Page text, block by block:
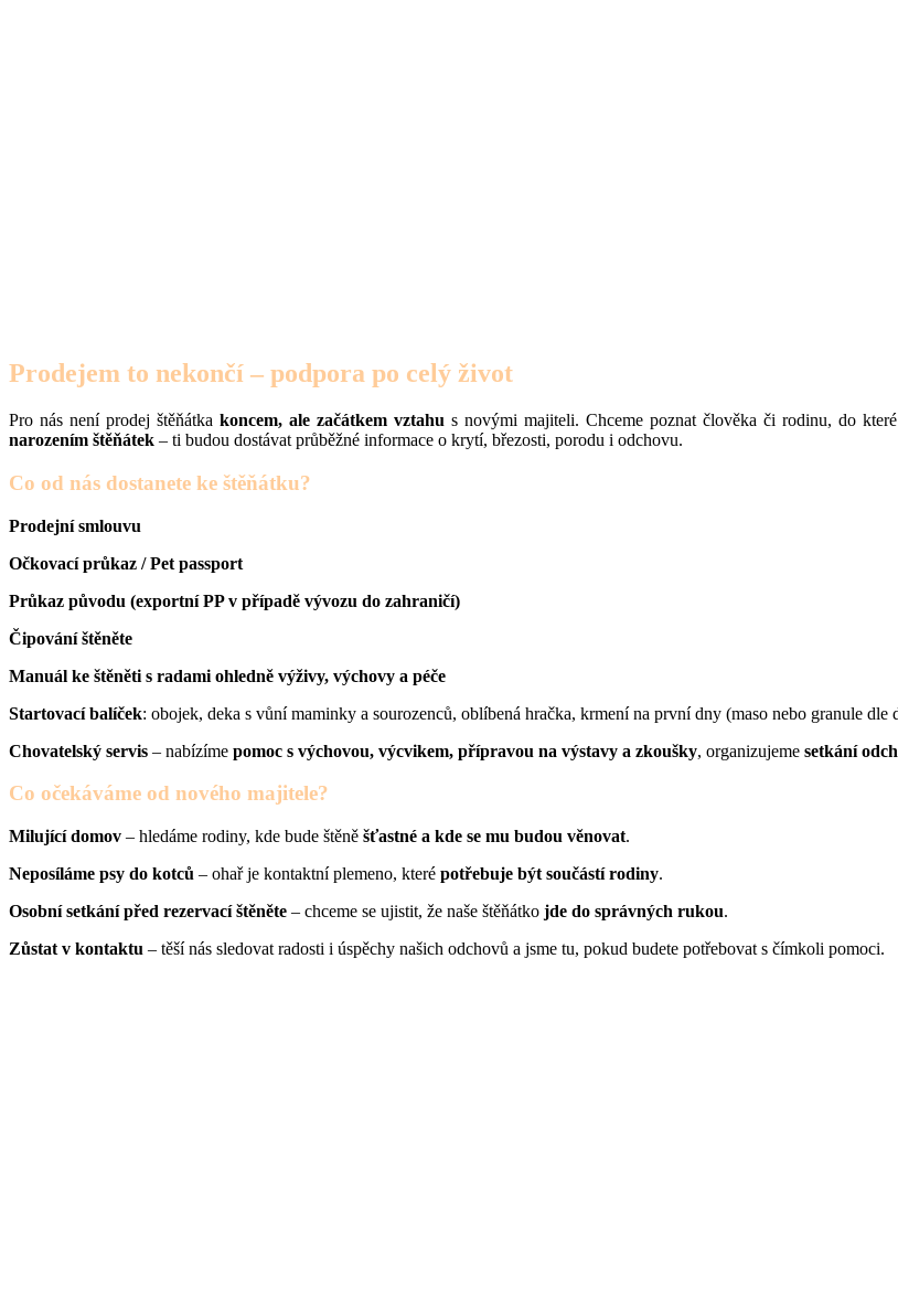
Prodejem to nekončí – podpora po celý život
Pro nás není prodej štěňátka koncem, ale začátkem vztahu s novými majiteli. Chceme poznat člověka či rodinu, do
narozením štěňátek – ti budou dostávat průběžné informace o krytí, březosti, porodu i odchovu.
Co od nás dostanete ke štěňátku?
Prodejní smlouvu
Očkovací průkaz / Pet passport
Průkaz původu (exportní PP v případě vývozu do zahraničí)
Čipování štěněte
Manuál ke štěněti s radami ohledně výživy, výchovy a péče
Startovací balíček: obojek, deka s vůní maminky a sourozenců, oblíbená hračka, krmení na první dny (maso nebo granule
Chovatelský servis – nabízíme pomoc s výchovou, výcvikem, přípravou na výstavy a zkoušky, organizujeme setkání
Co očekáváme od nového majitele?
Milující domov – hledáme rodiny, kde bude štěně šťastné a kde se mu budou věnovat.
Neposíláme psy do kotců – ohař je kontaktní plemeno, které potřebuje být součástí rodiny.
Osobní setkání před rezervací štěněte – chceme se ujistit, že naše štěňátko jde do správných rukou.
Zůstat v kontaktu – těší nás sledovat radosti i úspěchy našich odchovů a jsme tu, pokud budete potřebovat s čímkoli pomoci.